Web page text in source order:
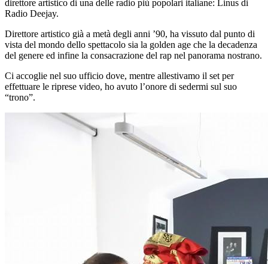
direttore artistico di una delle radio più popolari italiane: Linus di
Radio Deejay.
Direttore artistico già a metà degli anni ’90, ha vissuto dal punto di
vista del mondo dello spettacolo sia la golden age che la decadenza
del genere ed infine la consacrazione del rap nel panorama nostrano.
Ci accoglie nel suo ufficio dove, mentre allestivamo il set per
effettuare le riprese video, ho avuto l’onore di sedermi sul suo
“trono”.